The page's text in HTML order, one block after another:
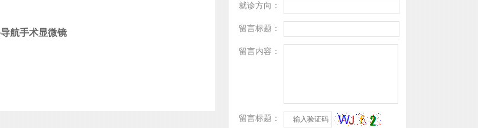
航手术显微镜
就诊方向：
留言标题：
留言内容：
留言标题：